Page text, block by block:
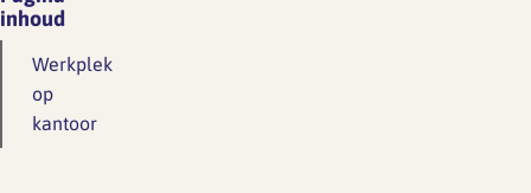
inhoud
Werkplek
op
kantoor